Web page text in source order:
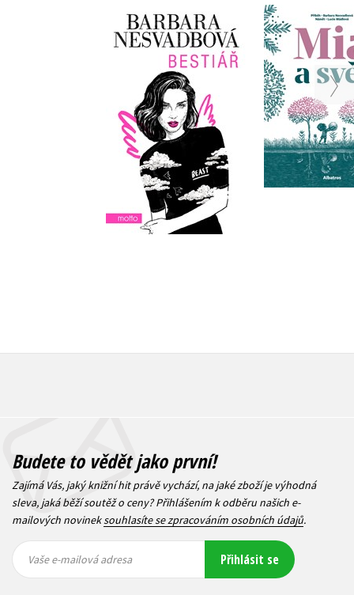
Bestiář
Barbara Nesvadbová
Do košíku
269 Kč
215 Kč
Mia a
Barbara
Lucie
Do
90 Kč
Budete to vědět jako první!
Zajímá Vás, jaký knižní hit právě vychází, na jaké zboží je výhodná
sleva, jaká běží soutěž o ceny? Přihlášením k odběru našich e-
mailových novineksouhlasíte se zpracováním osobních údajů.
mailová
mailová
Vaše e-mailová adresa Přihlásit se